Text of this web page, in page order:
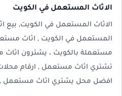
الاثاث المستعمل في الكويت
الاثاث المستعمل في الكويت, بيع
المستعمل في الكويت , اثاث
مستعملة بالكويث ، يشترون
تشتري اثاث مستعمل , ارقام
افضل محل يشتري اثاث مستعمل ,